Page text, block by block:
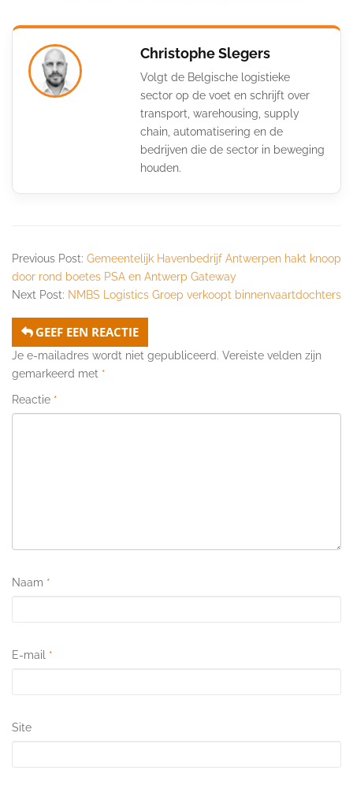
Christophe Slegers
Volgt de Belgische logistieke
sector op de voet en schrijft over
transport, warehousing, supply
chain, automatisering en de
bedrijven die de sector in beweging
houden.
Previous Post: Gemeentelijk Havenbedrijf Antwerpen hakt knoop
door rond boetes PSA en Antwerp Gateway
Next Post: NMBS Logistics Groep verkoopt binnenvaartdochters
GEEF EEN REACTIE
Je e-mailadres wordt niet gepubliceerd. Vereiste velden zijn
gemarkeerd met *
Reactie *
Naam *
E-mail *
Site